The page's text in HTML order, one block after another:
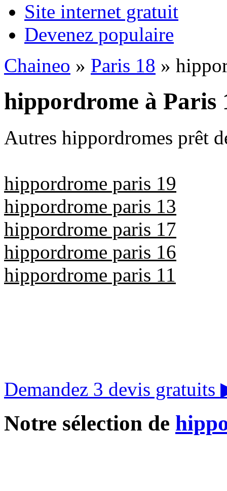
Site internet gratuit
Devenez populaire
Chaineo » Paris 18 »
hippordrome à Paris
Autres hippordromes prêt
hippordrome paris 19
hippordrome paris 13
hippordrome paris 17
hippordrome paris 16
hippordrome paris 11
Demandez 3 devis gratuits
Notre sélection de